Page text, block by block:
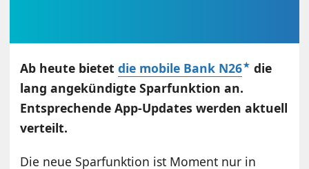
Ab heute bietetdie mobile Bank N26
die
lang angekündigte Sparfunktion an.
Entsprechende App-Updates werden aktuell
verteilt.
Die neue Sparfunktion ist Moment nur in